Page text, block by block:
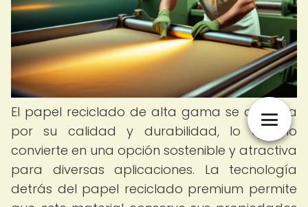
El papel reciclado de alta gama se destaca
por su calidad y durabilidad, lo que lo
convierte en una opción sostenible y atractiva
para diversas aplicaciones. La tecnología
detrás del papel reciclado premium permite